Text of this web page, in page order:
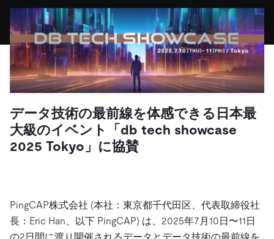
料金
エコシステム
Integrations
TiKV
TiSpark
OSS Insight
SaaS
ユースケース
運用インテリジェンスの活用
Build GenAI Applications
エンゲージメント
イベント
Developer Hub
Discord Community
PingCAP University
TiDB Labs 認定資格試験
基本規約、TiDBクラウドサービス契約、SLA、利用規約、
プライバシーポリシーなど、契約関連の情報を紹介しま
す。
Trust Hub
お客様のデータの機密性、可用性、安全性について紹介し
会社概要
お問い合わせ
ドキュメント
ドキュメント
TiDB Cloud
TiDB
開発者ガイド
無料で始める
データ技術の最前線を体感できる日本最
大級のイベント「db tech showcase
2025 Tokyo」に協賛
PingCAP株式会社 (本社：東京都千代田区、代表取締役社
長：Eric Han、以下 PingCAP) は、2025年7月10日〜11日
の2日間に渡り開催されるデータとデータ技術の最前線を